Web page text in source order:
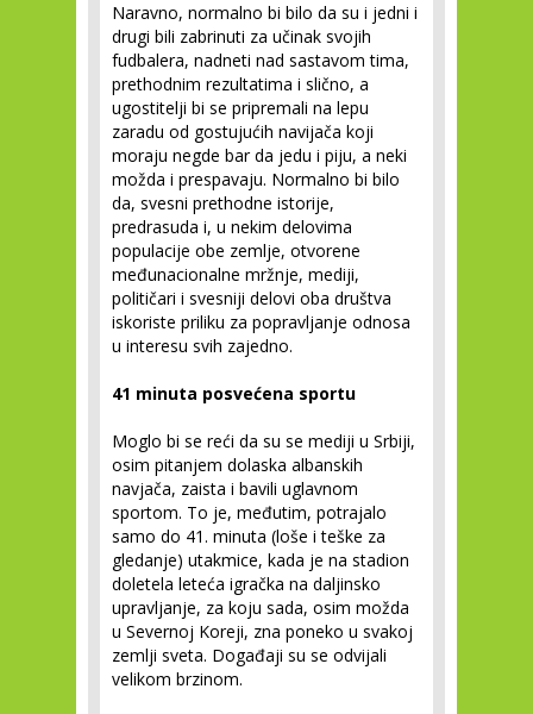
Naravno, normalno bi bilo da su i jedni i
drugi bili zabrinuti za učinak svojih
fudbalera, nadneti nad sastavom tima,
prethodnim rezultatima i slično, a
ugostitelji bi se pripremali na lepu
zaradu od gostujućih navijača koji
moraju negde bar da jedu i piju, a neki
možda i prespavaju. Normalno bi bilo
da, svesni prethodne istorije,
predrasuda i, u nekim delovima
populacije obe zemlje, otvorene
međunacionalne mržnje, mediji,
političari i svesniji delovi oba društva
iskoriste priliku za popravljanje odnosa
u interesu svih zajedno.
41 minuta posvećena sportu
Moglo bi se reći da su se mediji u Srbiji,
osim pitanjem dolaska albanskih
navjača, zaista i bavili uglavnom
sportom. To je, međutim, potrajalo
samo do 41. minuta (loše i teške za
gledanje) utakmice, kada je na stadion
doletela leteća igračka na daljinsko
upravljanje, za koju sada, osim možda
u Severnoj Koreji, zna poneko u svakoj
zemlji sveta. Događaji su se odvijali
velikom brzinom.